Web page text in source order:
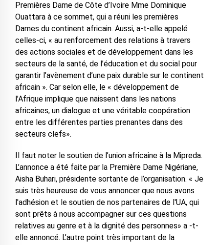
Premières Dame de Côte d’Ivoire Mme Dominique
Ouattara à ce sommet, qui a réuni les premières
Dames du continent africain. Aussi, a-t-elle appelé
celles-ci, « au renforcement des relations à travers
des actions sociales et de développement dans les
secteurs de la santé, de l’éducation et du social pour
garantir l’avènement d’une paix durable sur le continent
africain ». Car selon elle, le « développement de
l’Afrique implique que naissent dans les nations
africaines, un dialogue et une véritable coopération
entre les différentes parties prenantes dans des
secteurs clefs».
Il faut noter le soutien de l’union africaine à la Mipreda.
L’annonce a été faite par la Première Dame Nigériane,
Aisha Buhari, présidente sortante de l’organisation. « Je
suis très heureuse de vous annoncer que nous avons
l'adhésion et le soutien de nos partenaires de l'UA, qui
sont prêts à nous accompagner sur ces questions
relatives au genre et à la dignité des personnes» a -t-
elle annoncé. L’autre point très important de la